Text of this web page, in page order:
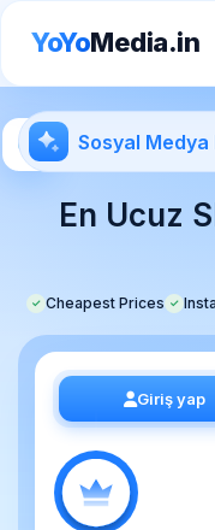
YoYoMedia.in
Sosyal Medya
En Ucuz
✓ Cheapest Prices ✓
Giriş yap